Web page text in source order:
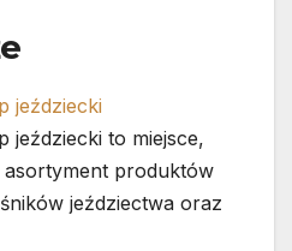
jeździecki
jeździecki to miejsce,
produktów
jeździectwa oraz